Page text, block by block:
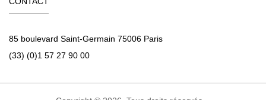
85 boulevard Saint-Germain 75006 Paris
(33) (0)1 57 27 90 00